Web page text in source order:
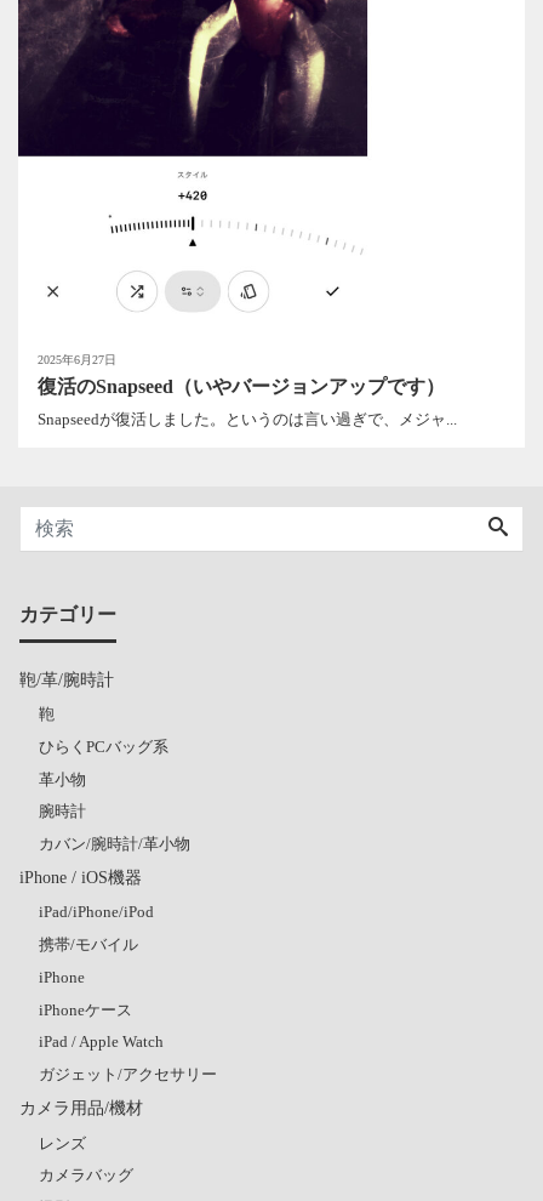
2025年6月27日
復活のSnapseed（いやバージョンアップです）
Snapseedが復活しました。というのは言い過ぎで、メジャ...
カテゴリー
鞄/革/腕時計
鞄
ひらくPCバッグ系
革小物
腕時計
カバン/腕時計/革小物
iPhone / iOS機器
iPad/iPhone/iPod
携帯/モバイル
iPhone
iPhoneケース
iPad / Apple Watch
ガジェット/アクセサリー
カメラ用品/機材
レンズ
カメラバッグ